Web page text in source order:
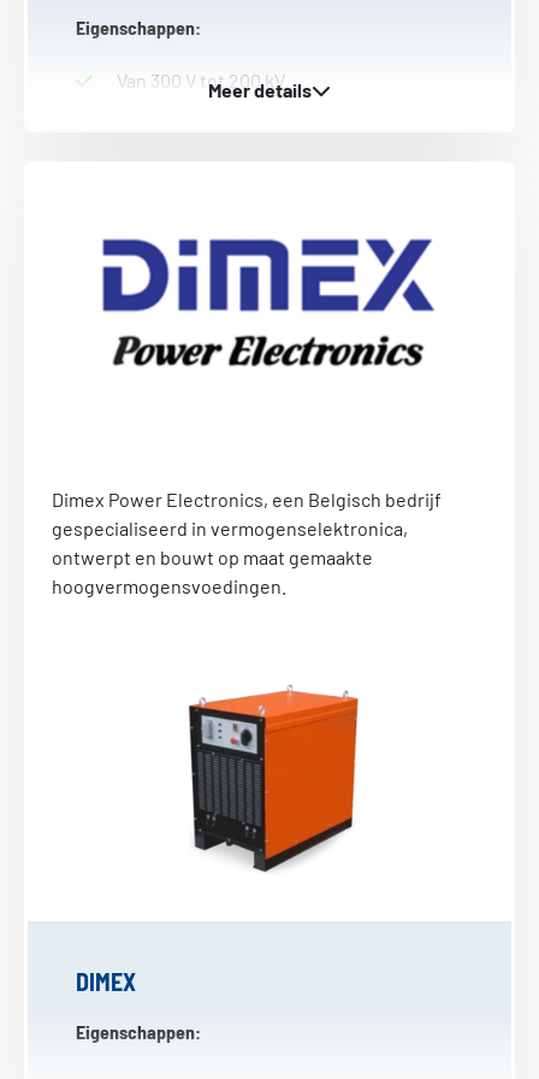
Eigenschappen:
Van 300 V tot 200 kV.
Volledig beveiligd tegen vonken,
overbelasting en kortsluiting.
Gebruiksvriendelijke bediening voor
manuele controle.
0 – 10 V bediening op afstand.
Bezoek website
Stuur ons een e-mail
Dimex Power Electronics, een Belgisch bedrijf
gespecialiseerd in vermogenselektronica,
ontwerpt en bouwt op maat gemaakte
hoogvermogensvoedingen.
DIMEX
Eigenschappen: